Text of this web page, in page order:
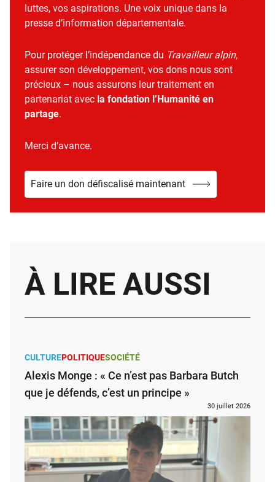
luttes, vos aspirations. Une voix unique dans la
presse d’information départementale.
Pour protéger l’indépendance du Travailleur alpin,
assurer son développement, vos dons nous sont
précieux – nous assurons leur traitement en
partenariat avec la fondation l’Humanité en
partage.
Merci d’avance.
Faire un don défiscalisé maintenant
À LIRE AUSSI
CULTUREPOLITIQUESOCIÉTÉ
Alexis Monge : « Ce n’est pas Barbara Butch
que je défends, c’est un principe »
30 juillet 2026